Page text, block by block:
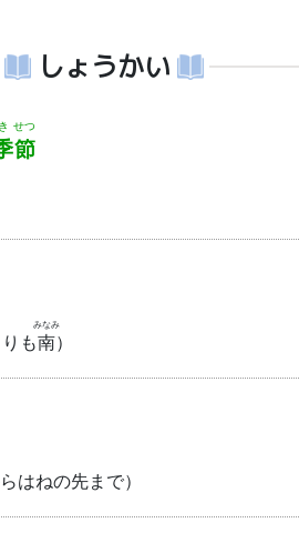
しょうかい
き
節
せつ
も南
みなみ
）
はねの先まで）